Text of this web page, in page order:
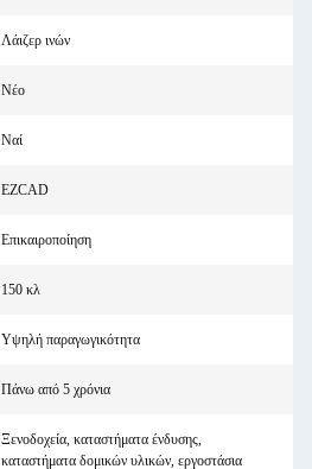
Λάιζερ ινών
Νέο
Ναί
EZCAD
Επικαιροποίηση
150 κλ
Υψηλή παραγωγικότητα
Πάνω από 5 χρόνια
Ξενοδοχεία, καταστήματα ένδυσης,
καταστήματα δομικών υλικών, εργοστάσια